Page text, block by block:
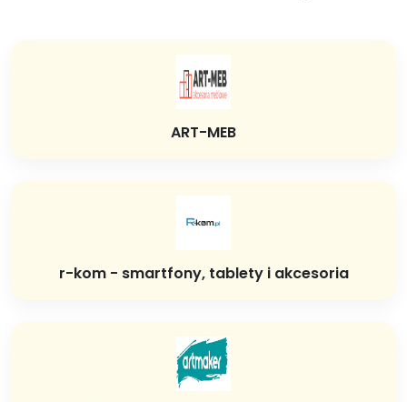
ART-MEB
r-kom - smartfony, tablety i akcesoria